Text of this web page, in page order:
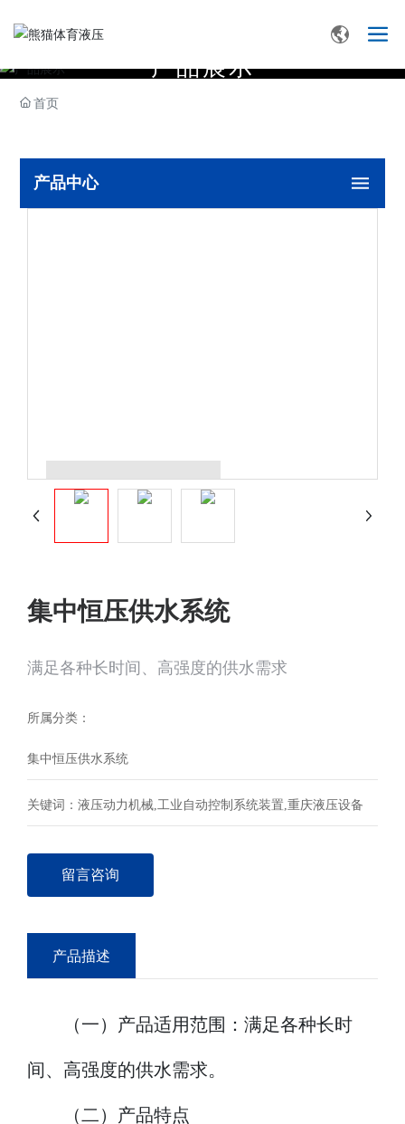
产品展示
首页
产品中心
集中恒压供水系统
满足各种长时间、高强度的供水需求
所属分类：
集中恒压供水系统
关键词：液压动力机械,工业自动控制系统装置,重庆液压设备
留言咨询
产品描述
（一）产品适用范围：满足各种长时
间、高强度的供水需求。
（二）产品特点